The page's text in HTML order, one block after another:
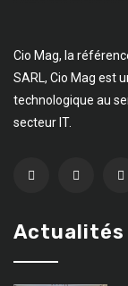
Cio Mag, la
SARL, Cio Mag est
technologique au
secteur IT.
Actualités